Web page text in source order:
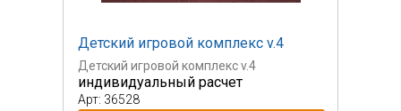
Детский игровой комплекс v.4
Детский игровой комплекс v.4
индивидуальный расчет
Арт: 36528